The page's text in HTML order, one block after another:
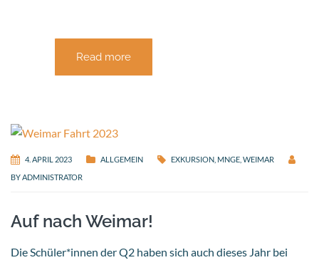
Read more
4. APRIL 2023 ALLGEMEIN EXKURSION MNGE WEIMAR
BY ADMINISTRATOR
Auf nach Weimar!
Die Schüler*innen der Q2 haben sich auch dieses Jahr bei